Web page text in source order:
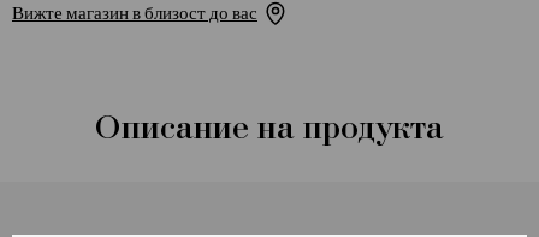
Вижте магазин в близост до вас
Описание на продукта